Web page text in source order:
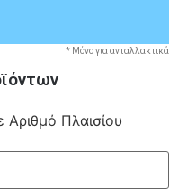
* Μόνο για ανταλλακτικά
Αριθμό Πλαισίου